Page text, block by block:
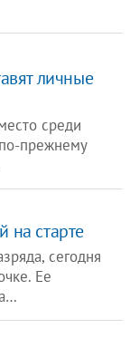
личные
среди
прежнему
на старте
сегодня
Ее